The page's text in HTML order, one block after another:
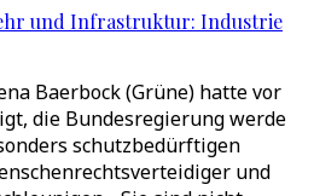
und Infrastruktur: Industrie
Baerbock (Grüne) hatte vor
die Bundesregierung werde
schutzbedürftigen
und